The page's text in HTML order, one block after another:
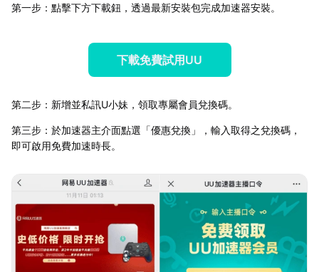
第一步：點擊下方下載鈕，透過最新安裝包完成加速器安裝。
下載免費試用UU
第二步：新增並私訊U小妹，領取專屬會員兌換碼。
第三步：於加速器主介面點選「優惠兌換」，輸入取得之兌換碼，
即可啟用免費加速時長。